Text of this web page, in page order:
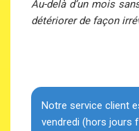
Au-delà d’un mois
détériorer de façon
Notre service client
vendredi (hors jours